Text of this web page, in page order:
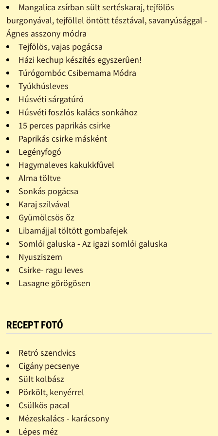
Mangalica zsírban sült sertéskaraj, tejfölös
burgonyával, tejföllel öntött tésztával, savanyúsággal -
Ágnes asszony módra
Tejfölös, vajas pogácsa
Házi kechup készítés egyszerûen!
Túrógombóc Csibemama Módra
Tyúkhúsleves
Húsvéti sárgatúró
Húsvéti foszlós kalács sonkához
15 perces paprikás csirke
Paprikás csirke másként
Legényfogó
Hagymaleves kakukkfûvel
Alma töltve
Sonkás pogácsa
Karaj szilvával
Gyümölcsös õz
Libamájjal töltött gombafejek
Somlói galuska - Az igazi somlói galuska
Nyusziszem
Csirke- ragu leves
Lasagne görögösen
RECEPT FOTÓ
Retró szendvics
Cigány pecsenye
Sült kolbász
Pörkölt, kenyérrel
Csülkös pacal
Mézeskalács - karácsony
Lépes méz